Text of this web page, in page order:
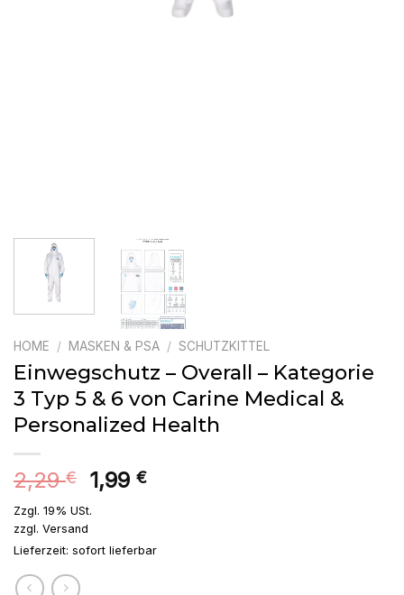
HOME / MASKEN & PSA / SCHUTZKITTEL
Einwegschutz – Overall – Kategorie
3 Typ 5 & 6 von Carine Medical &
Personalized Health
2,29€ 1,99€
Zzgl. 19% USt.
zzgl. Versand
Lieferzeit: sofort lieferbar